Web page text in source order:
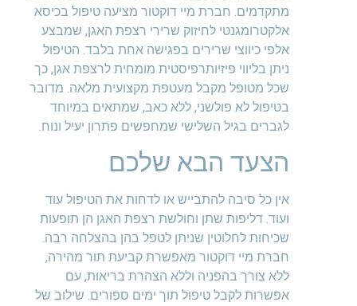
מתקדמים. חברת מיי דוקטור מציעה טיפול בכיסא
אלקטרומגנטי לחיזוק שרירי רצפת האגן, שמבצע
אלפי כיווצי שרירים בפגישה אחת בלבד. הטיפול
ניתן בליווי פיזיותרפיסטית מומחית לרצפת אגן, כך
שכל מטופל מקבל מעטפת מקצועית מלאה. מדובר
בטיפול לא פולשני, ללא כאב, שמתאים במיוחד
לגברים בגיל השלישי שמחפשים פתרון יעיל ונוח.
הצעד הבא שלכם
אין כל סיבה להתבייש או לדחות את הטיפול עוד
ועוד. דליפות שתן וחולשת רצפת האגן הן תופעות
שכיחות לחלוטין שניתן לטפל בהן בהצלחה רבה.
חברת מיי דוקטור מאפשרת קביעת תור מהירה,
ללא צורך בהפניה וללא הצהרת בריאות, עם
אפשרות לקבל טיפול תוך ימים ספורים. שילוב של